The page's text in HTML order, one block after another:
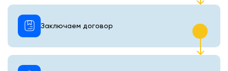
Заключаем договор